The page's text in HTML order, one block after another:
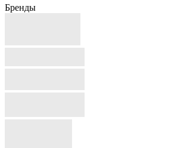
Бренды